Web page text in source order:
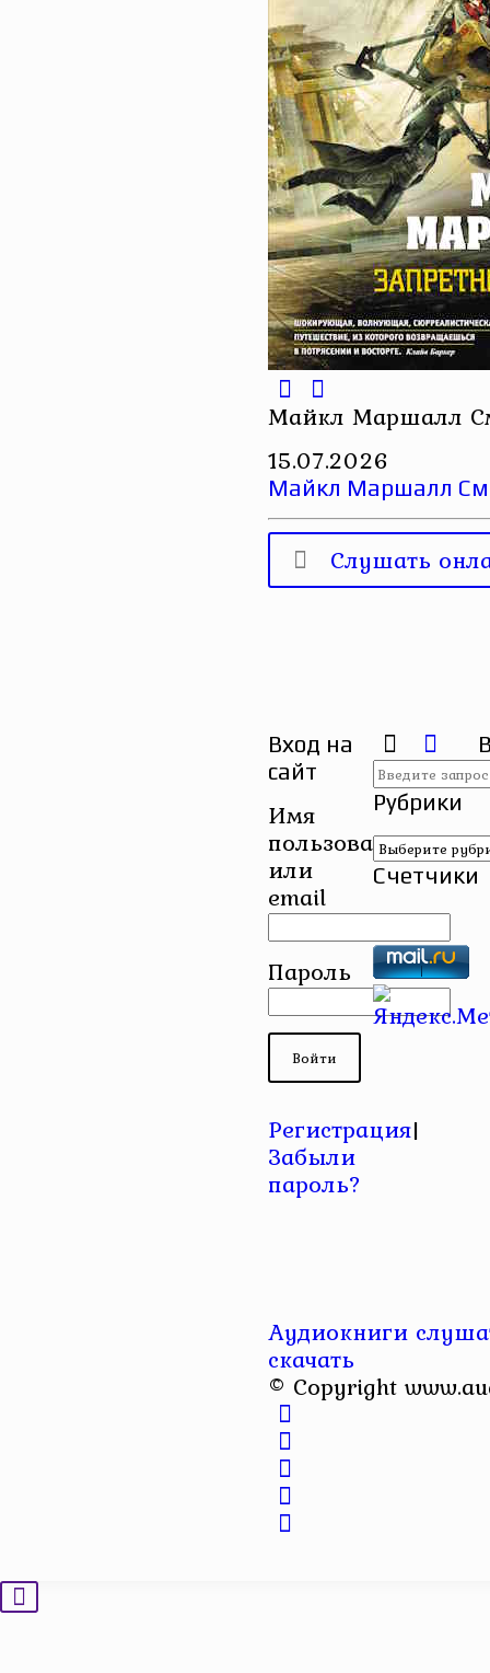
Майкл Маршалл
15.07.2026
Майкл Маршалл
Слушать
Вход на
сайт
Имя
пользователя
или
email
Пароль
Регистрация|
Забыли
пароль?
Рубрики
Рубрики
Счетчики
Аудиокниги
скачать
© Copyright